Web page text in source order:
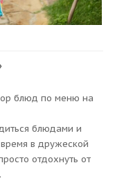
блюд по меню на
блюдами и
в дружеской
отдохнуть от